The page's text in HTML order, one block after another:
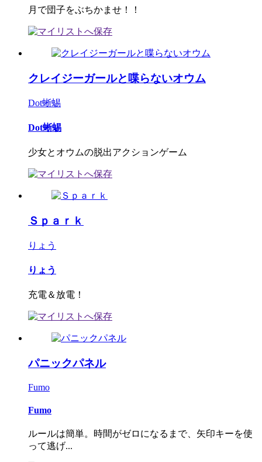
月で団子をぶちかませ！！
クレイジーガールと喋らないオウム
Dot蜥蜴
Dot蜥蜴
少女とオウムの脱出アクションゲーム
Ｓｐａｒｋ
りょう
りょう
充電＆放電！
パニックパネル
Fumo
Fumo
ルールは簡単。時間がゼロになるまで、矢印キーを使
って逃げ...